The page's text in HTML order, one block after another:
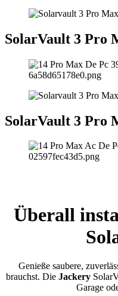
SolarVault 3 Pro
SolarVault 3 Pro
Überall
Genieße saubere,
brauchst. Die Jackery
Garage